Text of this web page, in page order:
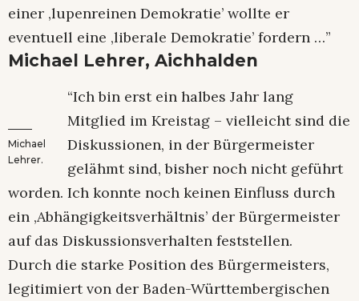
einer ‚lupenreinen Demokratie’ wollte er
eventuell eine ‚liberale Demokratie’ fordern …”
Michael Lehrer, Aichhalden
Michael
Lehrer.
“Ich bin erst ein halbes Jahr lang
Mitglied im Kreistag – vielleicht sind die
Diskussionen, in der Bürgermeister
gelähmt sind, bisher noch nicht geführt
worden. Ich konnte noch keinen Einfluss durch
ein ‚Abhängigkeitsverhältnis’ der Bürgermeister
auf das Diskussionsverhalten feststellen.
Durch die starke Position des Bürgermeisters,
legitimiert von der Baden-Württembergischen